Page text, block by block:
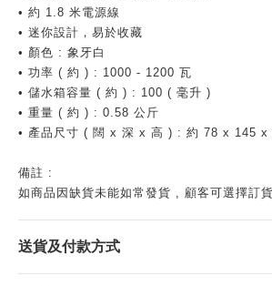
• 約 1.8 米電源線
• 迷你設計，易於收藏
• 顏色 : 象牙白
• 功率 ( 約 ) : 1000 - 1200 瓦
• 儲水箱容量 ( 約 ) : 100 ( 毫升 )
• 重量 ( 約 ) : 0.58 公斤
• 產品尺寸 ( 闊 x 深 x 高 ) : 約 78 x 145 x
備註 :
如商品因缺貨未能如常發貨 , 顧客可選擇訂
送貨及付款方式